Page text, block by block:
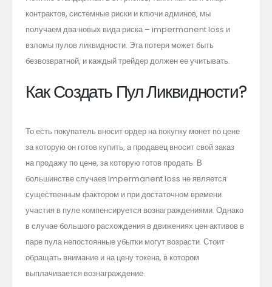
контрактов, системные риски и ключи админов, мы
получаем два новых вида риска – impermanent loss и
взломы пулов ликвидности. Эта потеря может быть
безвозвратной, и каждый трейдер должен ее учитывать.
Как Создать Пул Ликвидности?
То есть покупатель вносит ордер на покупку монет по цене
за которую он готов купить, а продавец вносит свой заказ
на продажу по цене, за которую готов продать. В
большинстве случаев Impermanent loss не является
существенным фактором и при достаточном времени
участия в пуле компенсируется вознаграждениями. Однако
в случае большого расхождения в движениях цен активов в
паре пула непостоянные убытки могут возрасти. Стоит
обращать внимание и на цену токена, в котором
выплачивается вознаграждение.